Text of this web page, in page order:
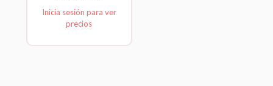
Inicia sesión para ver
precios